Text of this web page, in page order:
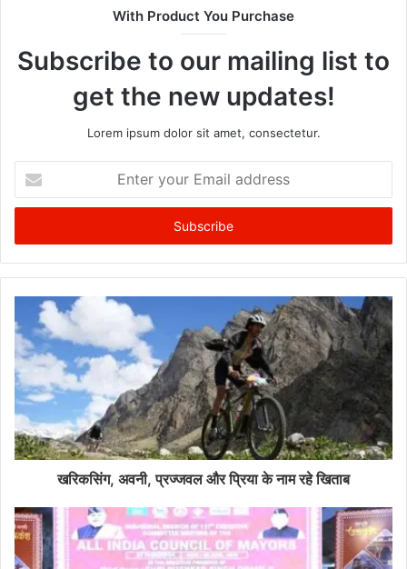
With Product You Purchase
Subscribe to our mailing list to
get the new updates!
Lorem ipsum dolor sit amet, consectetur.
your
Email
खरिकसिंग, अवनी, प्रज्जवल और प्रिया के नाम रहे खिताब